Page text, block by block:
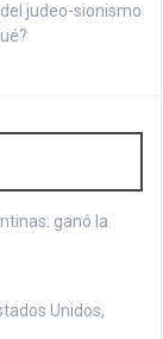
judeo-sionismo
ganó la
Unidos,